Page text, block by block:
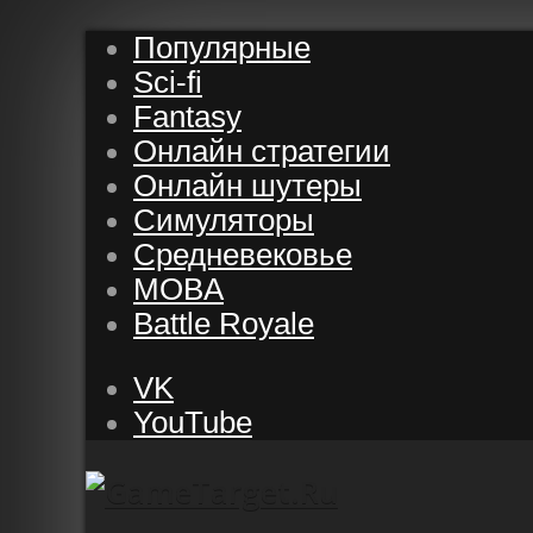
Популярные
Sci-fi
Fantasy
Онлайн стратегии
Онлайн шутеры
Симуляторы
Средневековье
MOBA
Battle Royale
VK
YouTube